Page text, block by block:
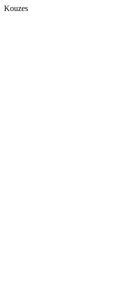
Kouzes